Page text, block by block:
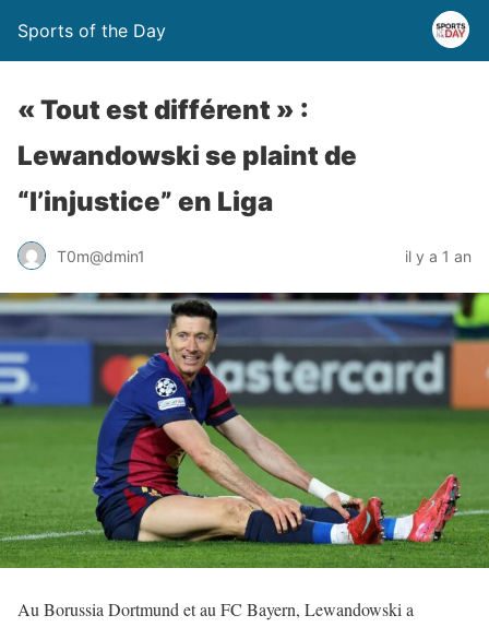
Sports of the Day
« Tout est différent » :
Lewandowski se plaint de
“l’injustice” en Liga
T0m@dmin1 il y a 1 an
Au Borussia Dortmund et au FC Bayern, Lewandowski a